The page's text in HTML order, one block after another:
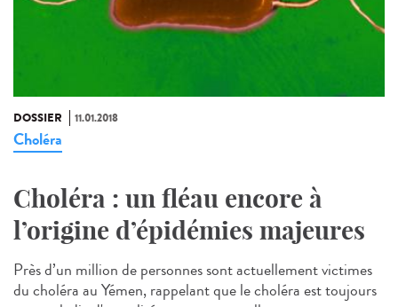
DOSSIER 11.01.2018
Choléra
Choléra : un fléau encore à
l’origine d’épidémies majeures
Près d’un million de personnes sont actuellement victimes
du choléra au Yémen, rappelant que le choléra est toujours